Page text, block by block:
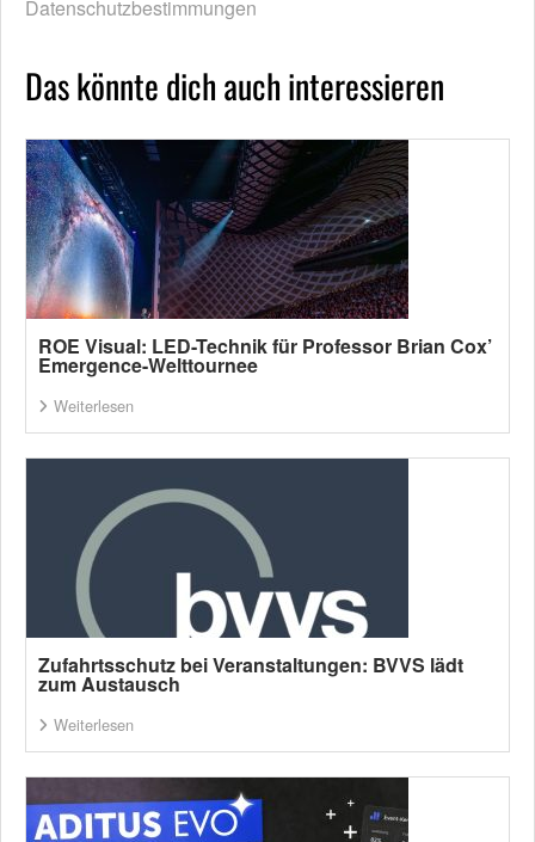
Datenschutzbestimmungen
Das könnte dich auch interessieren
ROE Visual: LED-Technik für Professor Brian Cox’
Emergence-Welttournee
Weiterlesen
Zufahrtsschutz bei Veranstaltungen: BVVS lädt
zum Austausch
Weiterlesen